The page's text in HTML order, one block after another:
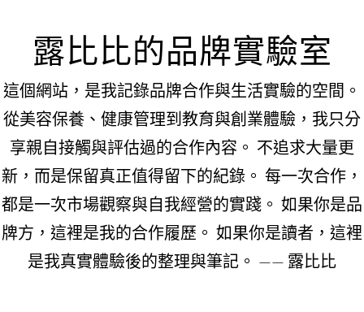
content露比比的品牌實驗室
這個網站，是我記錄品牌合作與生活實驗的空間。
從美容保養、健康管理到教育與創業體驗，我只分
享親自接觸與評估過的合作內容。 不追求大量更
新，而是保留真正值得留下的紀錄。 每一次合作，
都是一次市場觀察與自我經營的實踐。 如果你是品
牌方，這裡是我的合作履歷。 如果你是讀者，這裡
是我真實體驗後的整理與筆記。 —— 露比比